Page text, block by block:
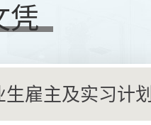
凭
生雇主及实习计